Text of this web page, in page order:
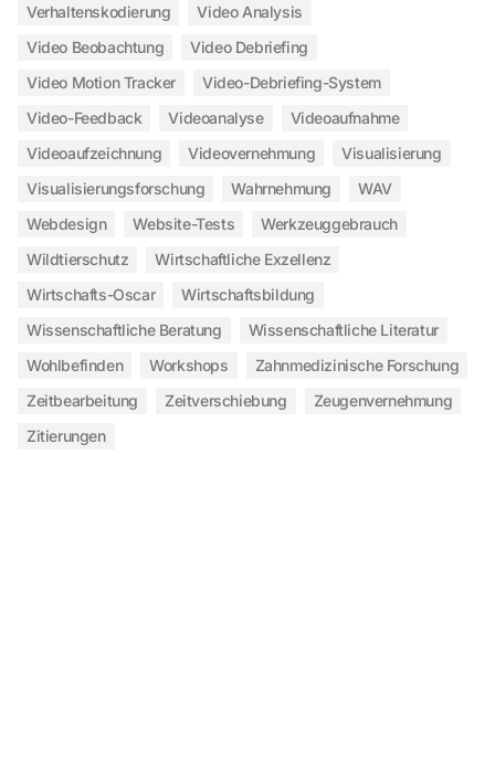
Verhaltenskodierung
Video Analysis
Video Beobachtung
Video Debriefing
Video Motion Tracker
Video-Debriefing-System
Video-Feedback
Videoanalyse
Videoaufnahme
Videoaufzeichnung
Videovernehmung
Visualisierung
Visualisierungsforschung
Wahrnehmung
WAV
Webdesign
Website-Tests
Werkzeuggebrauch
Wildtierschutz
Wirtschaftliche Exzellenz
Wirtschafts-Oscar
Wirtschaftsbildung
Wissenschaftliche Beratung
Wissenschaftliche Literatur
Wohlbefinden
Workshops
Zahnmedizinische Forschung
Zeitbearbeitung
Zeitverschiebung
Zeugenvernehmung
Zitierungen